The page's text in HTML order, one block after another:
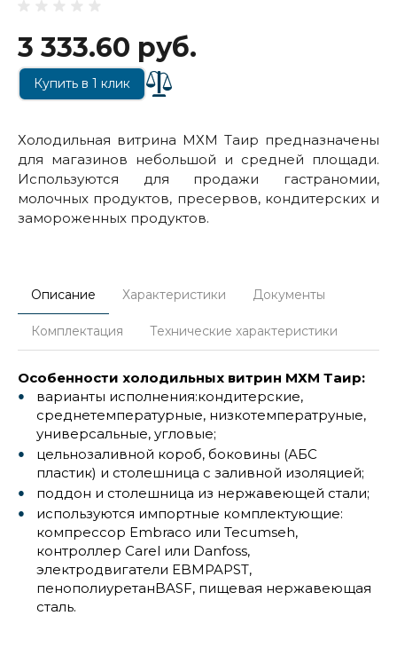
3 333.60 руб.
Купить в 1 клик
Холодильная витрина МХМ Таир предназначены
для магазинов небольшой и средней площади.
Используются для продажи гастраномии,
молочных продуктов, пресервов, кондитерских и
замороженных продуктов.
Описание Характеристики Документы
Комплектация Технические характеристики
Особенности холодильных витрин МХМ Таир:
варианты исполнения:кондитерские,
среднетемпературные, низкотемператруные,
универсальные, угловые;
цельнозаливной короб, боковины (АБС
пластик) и столешница с заливной изоляцией;
поддон и столешница из нержавеющей стали;
используются импортные комплектующие:
компрессор Embraco или Tecumseh,
контроллер Carel или Danfoss,
электродвигатели EBMPAPST,
пенополиуретанBASF, пищевая нержавеющая
сталь.